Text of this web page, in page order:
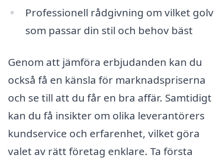
Professionell rådgivning om vilket golv
som passar din stil och behov bäst
Genom att jämföra erbjudanden kan du
också få en känsla för marknadspriserna
och se till att du får en bra affär. Samtidigt
kan du få insikter om olika leverantörers
kundservice och erfarenhet, vilket göra
valet av rätt företag enklare. Ta första